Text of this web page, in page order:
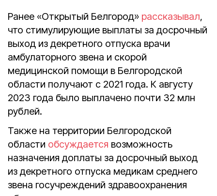
Ранее «Открытый Белгород» рассказывал,
что стимулирующие выплаты за досрочный
выход из декретного отпуска врачи
амбулаторного звена и скорой
медицинской помощи в Белгородской
области получают с 2021 года. К августу
2023 года было выплачено почти 32 млн
рублей.
Также на территории Белгородской
области обсуждается возможность
назначения доплаты за досрочный выход
из декретного отпуска медикам среднего
звена госучреждений здравоохранения